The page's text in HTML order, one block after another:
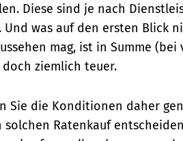
Diese sind je nach
Und was auf den ersten Blick
mag, ist in Summe
ziemlich teuer.
Sie die Konditionen daher
solchen Ratenkauf